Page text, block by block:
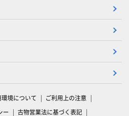
環境について
ご利用上の注意
ー
古物営業法に基づく表記